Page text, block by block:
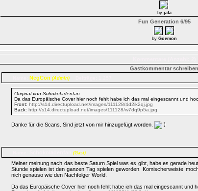
by jafa
Fun Generation 6/95
by Goemon
Gastkommentar schreiben
NegCon (Admin)
Original von Schokoladenfan
Da das Europäische Cover hier noch fehlt habe ich das mal eingescannt und
Front: http://s14.directupload.net/images/111128/4d2ik2qj.jpg
Back: http://s14.directupload.net/images/111128/w7dq9p5a.jpg
Danke für die Scans. Sind jetzt von mir hinzugefügt worden.
(Gast)
Meiner meinung nach das beste Saturn Spiel was es gibt, habe es gerade
Stunde spielen ist den ganzen Tag spielen geworden. Komischerweiste
nich genauso wie den Nachfolger World.
Da das Europäische Cover hier noch fehlt habe ich das mal eingescannt und